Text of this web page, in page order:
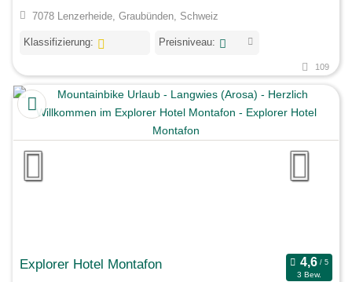
7078 Lenzerheide, Graubünden, Schweiz
Klassifizierung: Preisniveau:
109
Explorer Hotel Montafon
3 Bew.